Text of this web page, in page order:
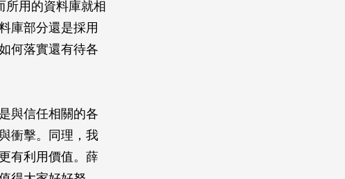
所用的資料庫就相
庫部分還是採用
何落實還有待各
與信任相關的各
衝擊。同理，我
有利用價值。薛